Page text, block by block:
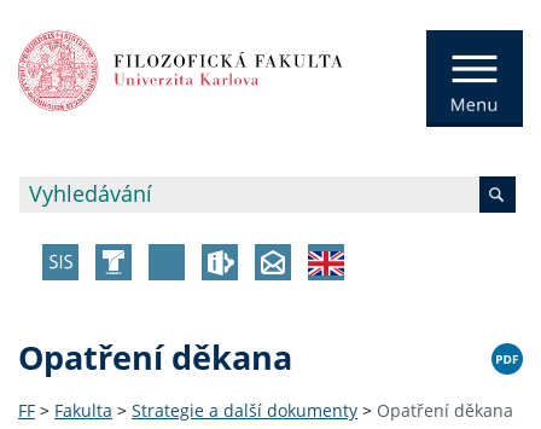
Opatření děkana
FF > Fakulta > Strategie a další dokumenty > Opatření děkana